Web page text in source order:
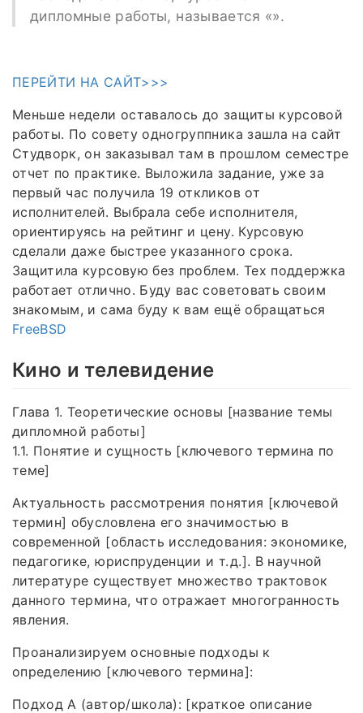
дипломные работы, называется «».
ПЕРЕЙТИ НА САЙТ>>>
Меньше недели оставалось до защиты курсовой
работы. По совету одногруппника зашла на сайт
Студворк, он заказывал там в прошлом семестре
отчет по практике. Выложила задание, уже за
первый час получила 19 откликов от
исполнителей. Выбрала себе исполнителя,
ориентируясь на рейтинг и цену. Курсовую
сделали даже быстрее указанного срока.
Защитила курсовую без проблем. Тех поддержка
работает отлично. Буду вас советовать своим
знакомым, и сама буду к вам ещё обращаться
FreeBSD
Кино и телевидение
Глава 1. Теоретические основы [название темы
дипломной работы]
1.1. Понятие и сущность [ключевого термина по
теме]
Актуальность рассмотрения понятия [ключевой
термин] обусловлена его значимостью в
современной [область исследования: экономике,
педагогике, юриспруденции и т. д.]. В научной
литературе существует множество трактовок
данного термина, что отражает многогранность
явления.
Проанализируем основные подходы к
определению [ключевого термина]:
Подход А (автор/школа): [краткое описание